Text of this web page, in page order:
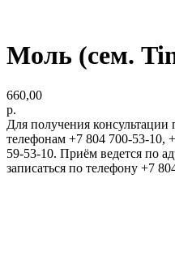
Моль (сем.
660,00
р.
Для получения
телефонам +7 804 700-53-10,
59-53-10. Приём ведется по
записаться по телефону +7